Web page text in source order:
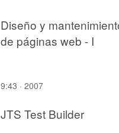
Diseño y
de páginas web - I
9:43 · 2007
JTS Test Builder